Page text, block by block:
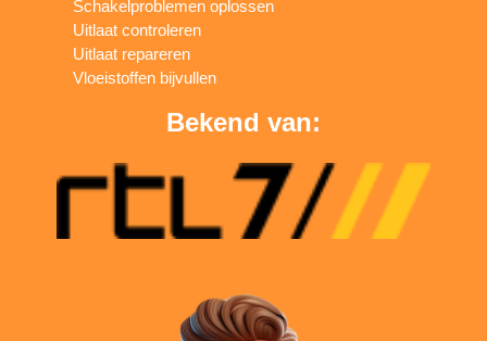
Schakelproblemen oplossen
Uitlaat controleren
Uitlaat repareren
Vloeistoffen bijvullen
Bekend van: